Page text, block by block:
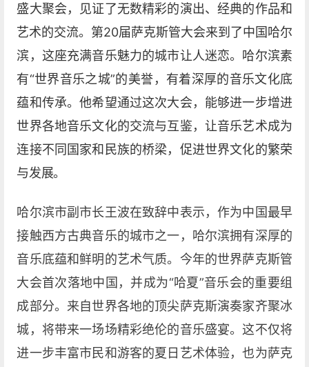
盛大聚会，见证了无数精彩的演出、经典的作品和
艺术的交流。第20届萨克斯管大会来到了中国哈尔
滨，这座充满音乐魅力的城市让人迷恋。哈尔滨素
有“世界音乐之城”的美誉，有着深厚的音乐文化底
蕴和传承。他希望通过这次大会，能够进一步增进
世界各地音乐文化的交流与互鉴，让音乐艺术成为
连接不同国家和民族的桥梁，促进世界文化的繁荣
与发展。
哈尔滨市副市长王波在致辞中表示，作为中国最早
接触西方古典音乐的城市之一，哈尔滨拥有深厚的
音乐底蕴和鲜明的艺术气质。今年的世界萨克斯管
大会首次落地中国，并成为“哈夏”音乐会的重要组
成部分。来自世界各地的顶尖萨克斯演奏家齐聚冰
城，将带来一场场精彩绝伦的音乐盛宴。这不仅将
进一步丰富市民和游客的夏日艺术体验，也为萨克